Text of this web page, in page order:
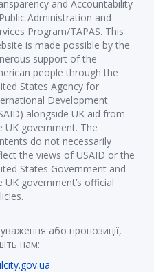
and Accountability
Administration and
Program/TAPAS. This
is made possible by the
support of the
people through the
States Agency for
Development
alongside UK aid from
UK government. The
do not necessarily
the views of USAID or the
States Government and
UK government’s official
або пропозиції,
нам: